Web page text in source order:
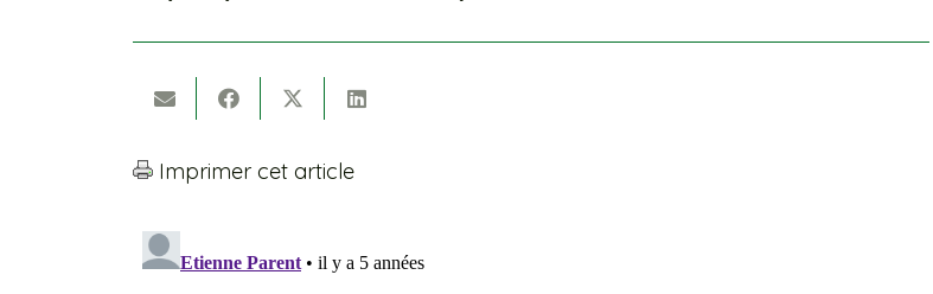
Imprimer cet article